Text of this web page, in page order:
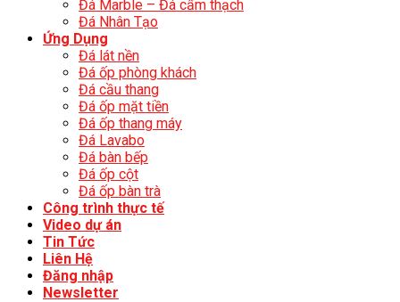
Đá Marble – Đá cẩm thạch
Đá Nhân Tạo
Ứng Dụng
Đá lát nền
Đá ốp phòng khách
Đá cầu thang
Đá ốp mặt tiền
Đá ốp thang máy
Đá Lavabo
Đá bàn bếp
Đá ốp cột
Đá ốp bàn trà
Công trình thực tế
Video dự án
Tin Tức
Liên Hệ
Đăng nhập
Newsletter